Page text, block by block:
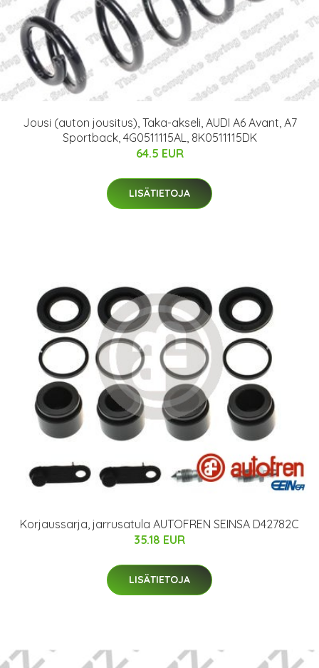
Jousi (auton jousitus), Taka-akseli, AUDI A6 Avant, A7
Sportback, 4G0511115AL, 8K0511115DK
64.5 EUR
LISÄTIETOJA
Korjaussarja, jarrusatula AUTOFREN SEINSA D42782C
35.18 EUR
LISÄTIETOJA